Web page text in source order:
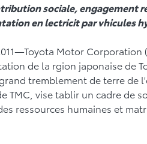
sociale, engagement
en lectricit par vhicules
Motor Corporation
de la rgion japonaise de
tremblement de terre de
TMC, vise tablir un cadre de
ressources humaines et